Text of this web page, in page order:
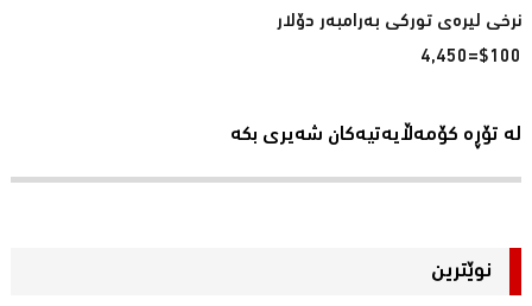
$100=4,450
لە تۆڕە کۆمەڵایەتیەکان شەیری بکە
نوێترین